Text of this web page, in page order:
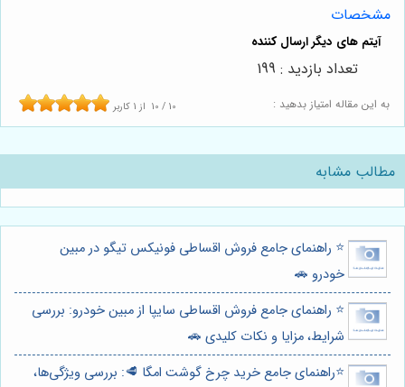
مشخصات
به این مقاله امتیاز بدهید : 10 / 10 از 1 کاربر
تعداد بازدید : 199
مطالب مشابه
⭐️ راهنمای جامع فروش اقساطی فونیکس تیگو در مبین
خودرو 🚗
⭐️ راهنمای جامع فروش اقساطی سایپا از مبین خودرو: بررسی
شرایط، مزایا و نکات کلیدی 🚗
⭐️راهنمای جامع خرید چرخ گوشت امگا 🥩: بررسی ویژگی‌ها،